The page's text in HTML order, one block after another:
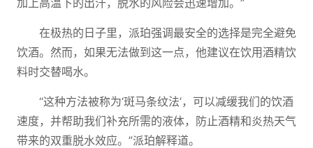
加上高温下的出汗，脱水的风险会迅速增加。”
在极热的日子里，派珀强调最安全的选择是完全避免
饮酒。然而，如果无法做到这一点，他建议在饮用酒精饮
料时交替喝水。
“这种方法被称为‘斑马条纹法’，可以减缓我们的饮酒
速度，并帮助我们补充所需的液体，防止酒精和炎热天气
带来的双重脱水效应。”派珀解释道。